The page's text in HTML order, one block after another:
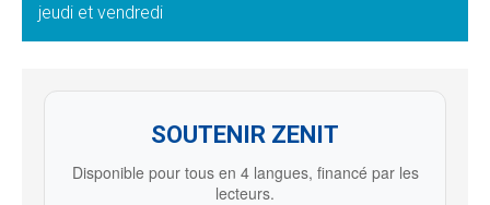
jeudi et vendredi
SOUTENIR ZENIT
Disponible pour tous en 4 langues, financé par les
lecteurs.